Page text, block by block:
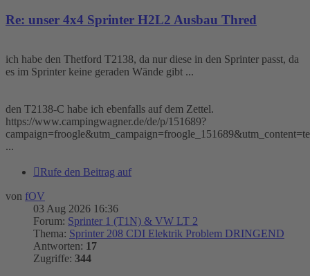
Re: unser 4x4 Sprinter H2L2 Ausbau Thred
ich habe den Thetford T2138, da nur diese in den Sprinter passt, da
es im Sprinter keine geraden Wände gibt ...
den T2138-C habe ich ebenfalls auf dem Zettel.
https://www.campingwagner.de/de/p/151689?
...
Rufe den Beitrag auf
von fOV
03 Aug 2026 16:36
Forum: Sprinter 1 (T1N) & VW LT 2
Thema: Sprinter 208 CDI Elektrik Problem DRINGEND
Antworten: 17
Zugriffe: 344